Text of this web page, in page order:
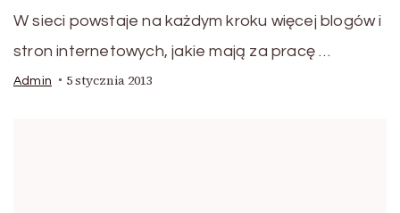
W sieci powstaje na każdym kroku więcej blogów i
stron internetowych, jakie mają za pracę …
Admin 5 stycznia 2013